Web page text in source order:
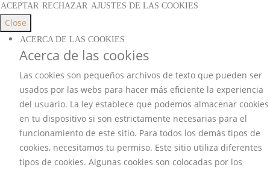
ACEPTAR RECHAZAR AJUSTES DE LAS COOKIES
Close
ACERCA DE LAS COOKIES
Acerca de las cookies
Las cookies son pequeños archivos de texto que pueden ser
usados por las webs para hacer más eficiente la experiencia
del usuario. La ley establece que podemos almacenar cookies
en tu dispositivo si son estrictamente necesarias para el
funcionamiento de este sitio. Para todos los demás tipos de
cookies, necesitamos tu permiso. Este sitio utiliza diferentes
tipos de cookies. Algunas cookies son colocadas por los